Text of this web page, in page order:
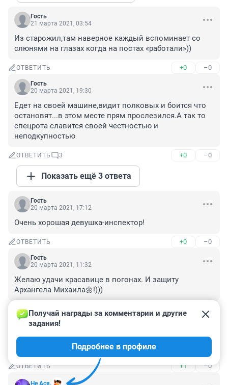
Гость
21 марта 2021, 03:54
Из старожил,там наверное каждый вспоминает со
слюнями на глазах когда на постах «работали»))
ОТВЕТИТЬ +0 –0
Гость
20 марта 2021, 19:30
Едет на своей машине,видит полковых и боится что
остановят...в этом месте прям прослезился.А так то
спецрота славится своей честностью и
неподкупностью
ОТВЕТИТЬ 3 +0 –0
Показать ещё 3 ответа
Гость
20 марта 2021, 17:12
Очень хорошая девушка-инспектор!
ОТВЕТИТЬ +0 –0
Гость
20 марта 2021, 11:32
Желаю удачи красавице в погонах. И защиту
Архангела Михаила🌼!)))
ОТВЕТИТЬ –0
Гость
Очень красивая женщина!
ОТВЕТИТЬ +1 –0
Не Ася.
Получай награды за комментарии и другие
задания!
Подробнее в профиле